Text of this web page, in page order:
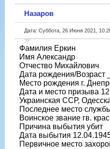
Назаров
Дата: Суббота, 26 Июня 2021,
Фамилия Еркин
Имя Александр
Отчество Михайлович
Дата рождения/Возраст
Место рождения г.
Дата и место призыва
Украинская ССР,
Последнее место
Воинское звание гв.
Причина выбытия убит
Дата выбытия
Первичное место